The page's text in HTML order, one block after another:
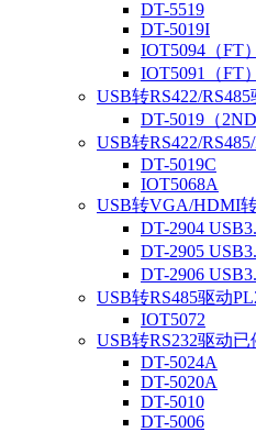
DT-5519
DT-5019I
IOT5094（FT）
IOT5091（FT）
USB转RS422/
DT-5019（2ND
USB转RS422/
DT-5019C
IOT5068A
USB转VGA/HDMI
DT-2904
DT-2905
DT-2906
USB转RS485驱动
IOT5072
USB转RS232驱动已
DT-5024A
DT-5020A
DT-5010
DT-5006